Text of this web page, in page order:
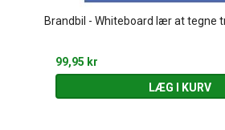
Brandbil - Whiteboard lær at tegne
99,95 kr
LÆG I KURV